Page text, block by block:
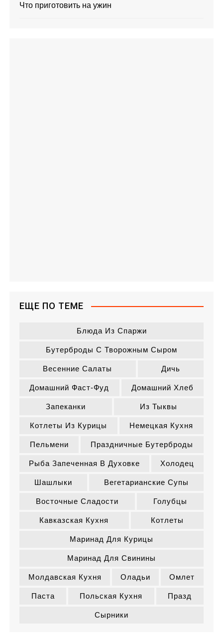
Что приготовить на ужин
ЕЩЕ ПО ТЕМЕ
Блюда Из Спаржи
Бутерброды С Творожным Сыром
Весенние Салаты Дичь
Домашний Фаст-Фуд Домашний Хлеб
Запеканки Из Тыквы
Котлеты Из Курицы Немецкая Кухня
Пельмени Праздничные Бутерброды
Рыба Запеченная В Духовке Холодец
Шашлыки Вегетарианские Супы
Восточные Сладости Голубцы
Кавказская Кухня Котлеты
Маринад Для Курицы
Маринад Для Свинины
Молдавская Кухня Оладьи Омлет
Паста Польская Кухня Празд
Сырники